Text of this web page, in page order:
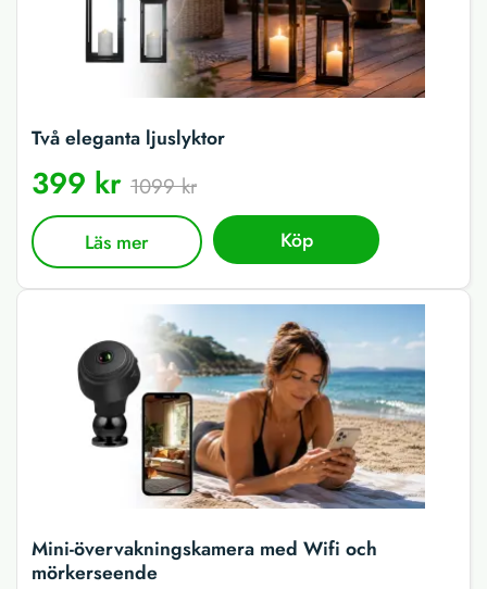
Två eleganta ljuslyktor
399 kr 1099 kr
Läs mer Köp
Mini-övervakningskamera med Wifi och
mörkerseende